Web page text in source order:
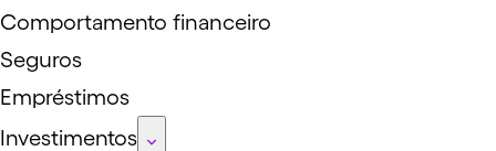
Comportamento financeiro
Seguros
Empréstimos
Investimentos